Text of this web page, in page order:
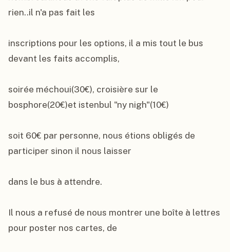
rien..il n'a pas fait les
inscriptions pour les options, il a mis tout le bus
devant les faits accomplis,
soirée méchoui(30€), croisière sur le
bosphore(20€)et istenbul "ny nigh"(10€)
soit 60€ par personne, nous étions obligés de
participer sinon il nous laisser
dans le bus à attendre.
Il nous a refusé de nous montrer une boîte à lettres
pour poster nos cartes, de